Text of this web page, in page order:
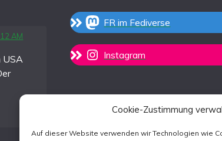
Cookie-Zustimmung
Auf dieser Website verwenden wir Technologien wie
AM
USA
FR im Fediverse
Instagram